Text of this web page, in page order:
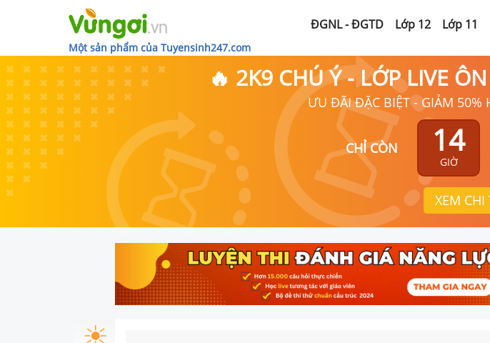
Một sản phẩm của Tuyensinh247.com
ĐGNL - ĐGTD Lớp 12 Lớp 11
🔥 2K9 CHÚ Ý - LỚP LIVE
ƯU ĐÃI ĐẶC BIỆT - GIẢM 50%
CHỈ CÒN 14
GIỜ
XEM CHI